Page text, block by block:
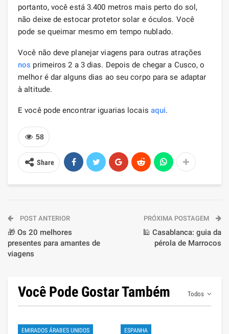
portanto, você está 3.400 metros mais perto do sol,
não deixe de estocar protetor solar e óculos. Você
pode se queimar mesmo em tempo nublado.
Você não deve planejar viagens para outras atrações
nos primeiros 2 a 3 dias. Depois de chegar a Cusco, o
melhor é dar alguns dias ao seu corpo para se adaptar
à altitude.
E você pode encontrar iguarias locais aqui.
58
Share
POST ANTERIOR
🎁 Os 20 melhores
presentes para amantes de
viagens
PRÓXIMA POSTAGEM
🕌 Casablanca: guia da
pérola de Marrocos
Todos
Você Pode Gostar Também
EMIRADOS ÁRABES UNIDOS ESPANHA